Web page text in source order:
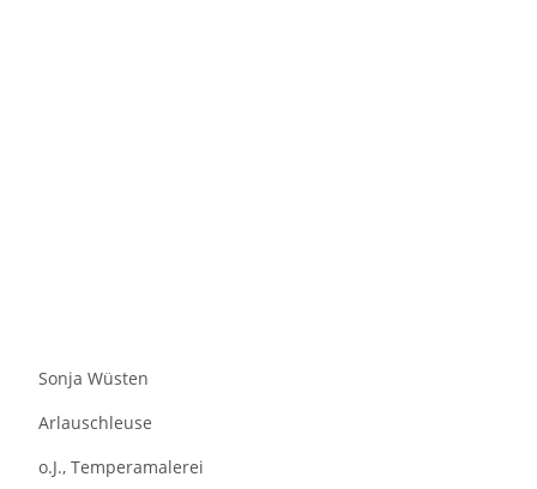
Sonja Wüsten
Arlauschleuse
o.J., Temperamalerei